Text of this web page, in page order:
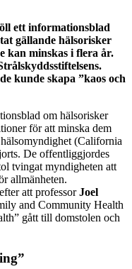
ett informationsblad
gällande hälsorisker
kan minskas i flera år.
kunde skapa ”kaos och
om hälsorisker
för att minska dem
(California
De offentliggjordes
tvingat myndigheten att
allmänheten.
att professorJoel
and Community Health
gått till domstolen och